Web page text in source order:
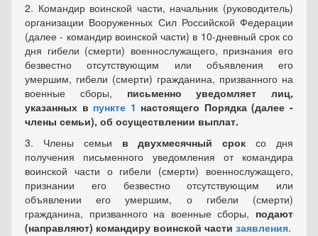
2. Командир воинской части, начальник (руководитель)
организации Вооруженных Сил Российской Федерации
(далее - командир воинской части) в 10-дневный срок со
дня гибели (смерти) военнослужащего, признания его
безвестно отсутствующим или объявления его
умершим, гибели (смерти) гражданина, призванного на
военные сборы, письменно уведомляет лиц,
указанных в пункте 1 настоящего Порядка (далее -
члены семьи), об осуществлении выплат.
3. Члены семьи в двухмесячный срок со дня
получения письменного уведомления от командира
воинской части о гибели (смерти) военнослужащего,
признании его безвестно отсутствующим или
объявлении его умершим, о гибели (смерти)
гражданина, призванного на военные сборы, подают
(направляют) командиру воинской части заявления.